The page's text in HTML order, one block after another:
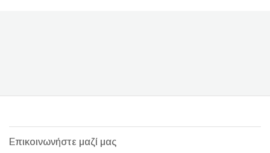
Επικοινωνήστε μαζί μας